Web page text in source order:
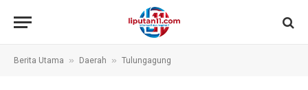
Berita Utama » Daerah » Tulungagung